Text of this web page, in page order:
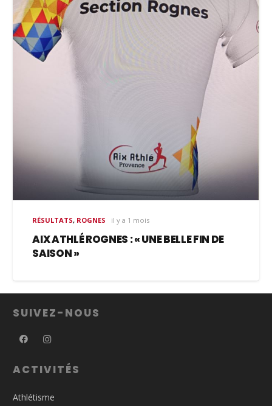
RÉSULTATS, ROGNES il y a 1 mois
AIX ATHLÉ ROGNES : « UNE BELLE FIN DE
SAISON »
SUIVEZ-NOUS
ACTIVITÉS
Athlétisme